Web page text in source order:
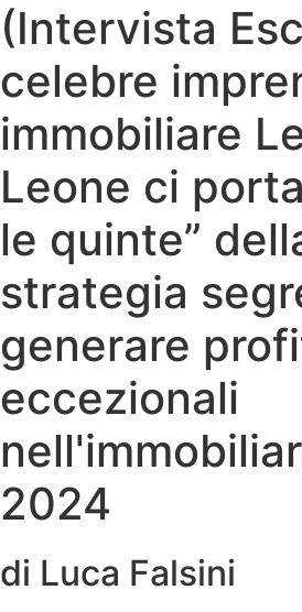
(Intervista
celebre
immobiliare
Leone ci
le quinte”
strategia
generare
eccezionali
2024
di Luca Falsini